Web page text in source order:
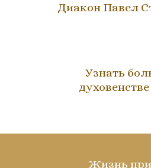
Диакон Павел
Узнать
Жизнь